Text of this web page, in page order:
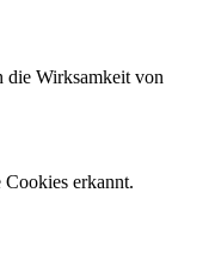
die Wirksamkeit von
erkannt.